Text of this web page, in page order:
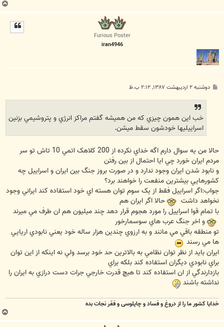
ب
ا
Furious Poster
iran4946
پ دوشنبه ۲ اردیبهشت ۱۳۸۷, ۲:۱۲ ب.ظ
خب اين همون چيزي که من هميشه گفتم مراکز انرژي و پتروشيمي بزنين
اسراييليها خودشون سقط ميشن.
حالا من يه سوال دارم اگه خداي نکرده از 200 کلاهک اتمي 10 تاش تو سر
مردم ايران خورد چي ايا احتمال از بين رفتن
و نابود شدن ايران وجود ندارد و در صورت بروز جنگ بين ايران و اسراييل چه
کشورهايي بيشترين منفعت را خواهند برد؟
جواب:اگر اسراييل فقط از يک سوم توان هسته اي خود استفاده کند ايراني وجود
نخواهد داشت
حالا اگر ايران هم
با تمام قوا اسراييل را مورد هجوم قرار دهد چند ميليون هم ان طرف مي ميرند
و اخر جنگ عرب هاي سوسمارخور
تو منطقه باقي مي مانند و به ارزوي چندين هزار ساله خود يعني نابودي اريايي
ها مي رسند
ايران بايد از نظر توان نظامي به بالاترين حد خود برسد ولي نه اينکه از اين توان
براي نابودي ديگران استفاده کند بلکه براي
بازدارندگي از ان استفاده کند تا هيچ قدرت خارجي جرات دست درازي به ايران را
نداشته باشند
خدایا کشور ما را از دروغ و فساد و چاپلوسی و فقر نجات بده
ب
ا